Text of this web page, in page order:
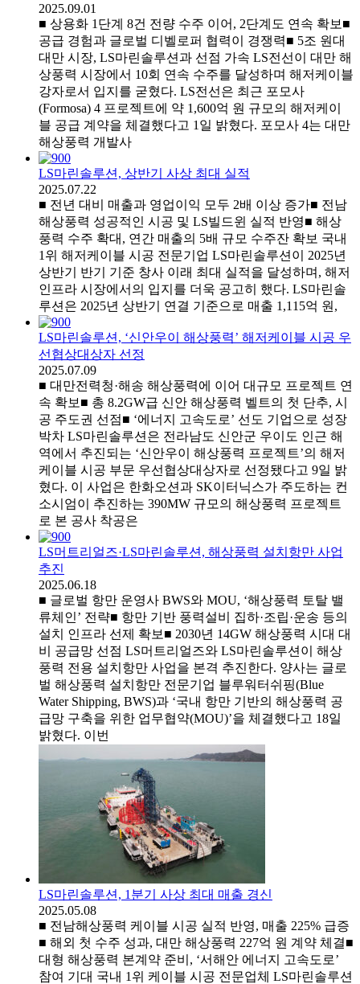
2025.09.01
■ 상용화 1단계 8건 전량 수주 이어, 2단계도 연속 확보■
공급 경험과 글로벌 디벨로퍼 협력이 경쟁력■ 5조 원대
대만 시장, LS마린솔루션과 선점 가속 LS전선이 대만 해
상풍력 시장에서 10회 연속 수주를 달성하며 해저케이블
강자로서 입지를 굳혔다. LS전선은 최근 포모사
(Formosa) 4 프로젝트에 약 1,600억 원 규모의 해저케이
블 공급 계약을 체결했다고 1일 밝혔다. 포모사 4는 대만
해상풍력 개발사
LS마린솔루션, 상반기 사상 최대 실적
2025.07.22
■ 전년 대비 매출과 영업이익 모두 2배 이상 증가■ 전남
해상풍력 성공적인 시공 및 LS빌드윈 실적 반영■ 해상
풍력 수주 확대, 연간 매출의 5배 규모 수주잔 확보 국내
1위 해저케이블 시공 전문기업 LS마린솔루션이 2025년
상반기 반기 기준 창사 이래 최대 실적을 달성하며, 해저
인프라 시장에서의 입지를 더욱 공고히 했다. LS마린솔
루션은 2025년 상반기 연결 기준으로 매출 1,115억 원,
LS마린솔루션, ‘신안우이 해상풍력’ 해저케이블 시공 우
선협상대상자 선정
2025.07.09
■ 대만전력청·해송 해상풍력에 이어 대규모 프로젝트 연
속 확보■ 총 8.2GW급 신안 해상풍력 벨트의 첫 단추, 시
공 주도권 선점■ ‘에너지 고속도로’ 선도 기업으로 성장
박차 LS마린솔루션은 전라남도 신안군 우이도 인근 해
역에서 추진되는 ‘신안우이 해상풍력 프로젝트’의 해저
케이블 시공 부문 우선협상대상자로 선정됐다고 9일 밝
혔다. 이 사업은 한화오션과 SK이터닉스가 주도하는 컨
소시엄이 추진하는 390MW 규모의 해상풍력 프로젝트
로 본 공사 착공은
LS머트리얼즈·LS마린솔루션, 해상풍력 설치항만 사업
추진
2025.06.18
■ 글로벌 항만 운영사 BWS와 MOU, ‘해상풍력 토탈 밸
류체인’ 전략■ 항만 기반 풍력설비 집하·조립·운송 등의
설치 인프라 선제 확보■ 2030년 14GW 해상풍력 시대 대
비 공급망 선점 LS머트리얼즈와 LS마린솔루션이 해상
풍력 전용 설치항만 사업을 본격 추진한다. 양사는 글로
벌 해상풍력 설치항만 전문기업 블루워터쉬핑(Blue
Water Shipping, BWS)과 ‘국내 항만 기반의 해상풍력 공
급망 구축을 위한 업무협약(MOU)’을 체결했다고 18일
밝혔다. 이번
LS마린솔루션, 1분기 사상 최대 매출 경신
2025.05.08
■ 전남해상풍력 케이블 시공 실적 반영, 매출 225% 급증
■ 해외 첫 수주 성과, 대만 해상풍력 227억 원 계약 체결■
대형 해상풍력 본계약 준비, ‘서해안 에너지 고속도로’
참여 기대 국내 1위 케이블 시공 전문업체 LS마린솔루션